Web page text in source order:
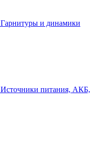
Гарнитуры и динамики
Источники питания, АКБ,